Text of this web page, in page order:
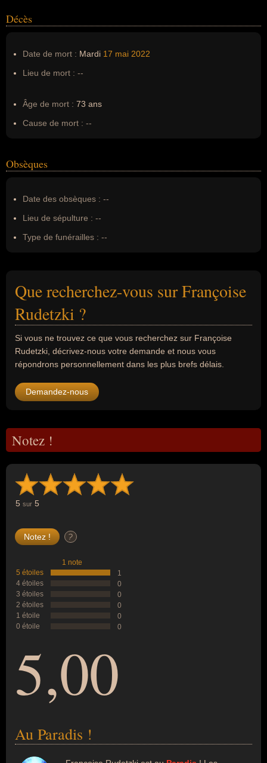
Décès
Date de mort : Mardi 17 mai 2022
Lieu de mort : --
Âge de mort : 73 ans
Cause de mort : --
Obsèques
Date des obsèques : --
Lieu de sépulture : --
Type de funérailles : --
Que recherchez-vous sur Françoise
Rudetzki ?
Si vous ne trouvez ce que vous recherchez sur Françoise
Rudetzki, décrivez-nous votre demande et nous vous
répondrons personnellement dans les plus brefs délais.
Demandez-nous
Notez !
5 sur 5
?
1 note
5 étoiles
1
4 étoiles
0
3 étoiles
0
2 étoiles
0
1 étoile
0
0 étoile
0
5,00
Au Paradis !